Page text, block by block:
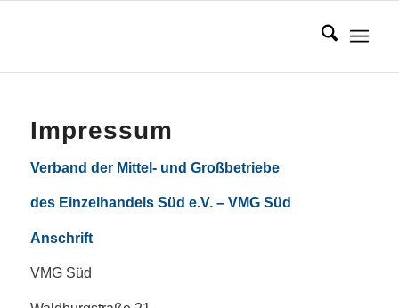
Impressum
Verband der Mittel- und Großbetriebe
des Einzelhandels Süd e.V. – VMG Süd
Anschrift
VMG Süd